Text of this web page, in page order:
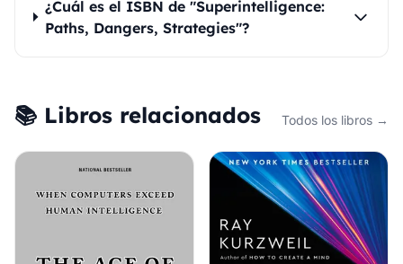
¿Cuál es el ISBN de "Superintelligence:
Paths, Dangers, Strategies"?
📚 Libros relacionados Todos los libros →